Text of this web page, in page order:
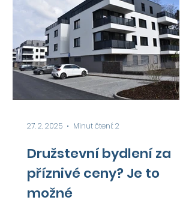
Družstevní bydlení za
příznivé ceny? Je to
možné
27. 2. 2025 Minut čtení: 2